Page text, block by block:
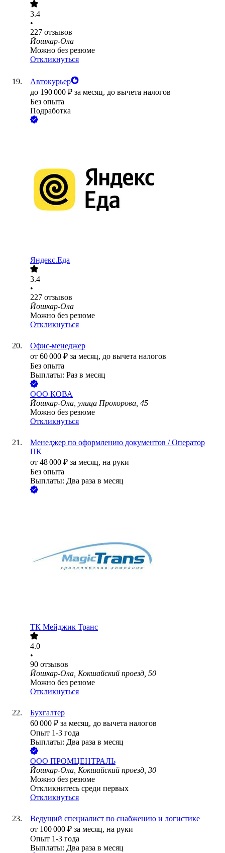
3.4
•
227 отзывов
Йошкар-Ола
Можно без резюме
Откликнуться
Автокурьер
до 190 000 ₽ за месяц, до вычета налогов
Без опыта
Подработка
Яндекс.Еда
3.4
•
227 отзывов
Йошкар-Ола
Можно без резюме
Откликнуться
Офис-менеджер
от 60 000 ₽ за месяц, до вычета налогов
Без опыта
Выплаты: Раз в месяц
ООО КОВА
Йошкар-Ола, улица Прохорова, 45
Можно без резюме
Откликнуться
Менеджер по оформлению документов / Оператор
ПК
от 48 000 ₽ за месяц, на руки
Без опыта
Выплаты: Два раза в месяц
ТК Мейджик Транс
4.0
•
90 отзывов
Йошкар-Ола, Кокшайский проезд, 50
Можно без резюме
Откликнуться
Бухгалтер
60 000 ₽ за месяц, до вычета налогов
Опыт 1-3 года
Выплаты: Два раза в месяц
ООО ПРОМЦЕНТРАЛЬ
Йошкар-Ола, Кокшайский проезд, 30
Можно без резюме
Откликнитесь среди первых
Откликнуться
Ведущий специалист по снабжению и логистике
от 100 000 ₽ за месяц, на руки
Опыт 1-3 года
Выплаты: Два раза в месяц